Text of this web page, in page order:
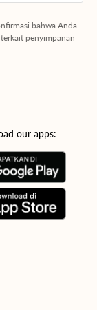
bahwa Anda
penyimpanan
our apps: